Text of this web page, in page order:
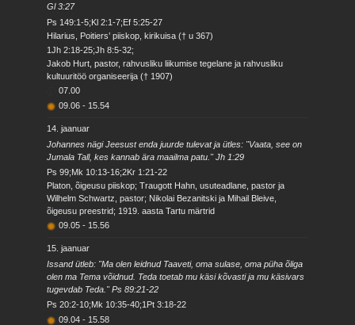
Gl 3:27
Ps 149:1-5;Kl 2:1-7;Ef 5:25-27
Hilarius, Poitiers’ piiskop, kirikuisa († u 367)
1Jh 2:18-25;Jh 8:5-32;
Jakob Hurt, pastor, rahvusliku liikumise tegelane ja rahvusliku
kultuuritöö organiseerija († 1907)
07.00
09.06 - 15.54
14. jaanuar
Johannes nägi Jeesust enda juurde tulevat ja ütles: "Vaata, see on
Jumala Tall, kes kannab ära maailma patu." Jh 1:29
Ps 99;Mk 10:13-16;2Kr 1:21-22
Platon, õigeusu piiskop; Traugott Hahn, usuteadlane, pastor ja
Wilhelm Schwartz, pastor; Nikolai Bezanitski ja Mihail Bleive,
õigeusu preestrid; 1919. aasta Tartu märtrid
09.05 - 15.56
15. jaanuar
Issand ütleb: "Ma olen leidnud Taaveti, oma sulase, oma püha õliga
olen ma Tema võidnud. Teda toetab mu käsi kõvasti ja mu käsivars
tugevdab Teda." Ps 89:21-22
Ps 20:2-10;Mk 10:35-40;1Pt 3:18-22
09.04 - 15.58